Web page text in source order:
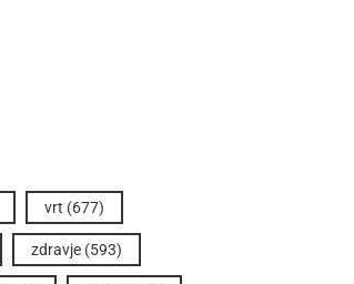
vrt (677)
zdravje (593)